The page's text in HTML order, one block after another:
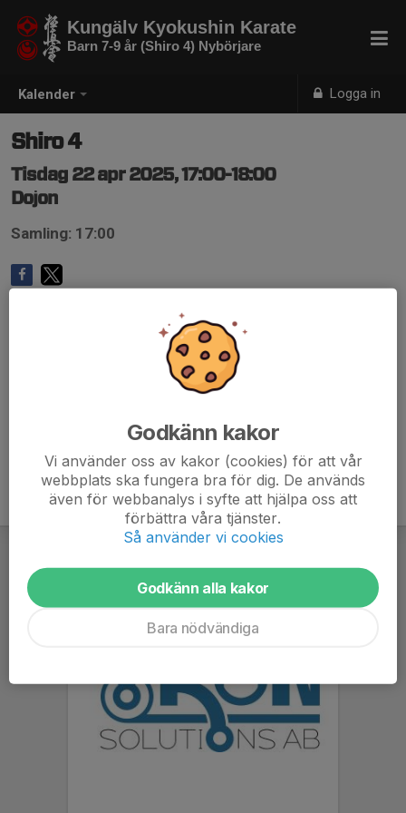
Kalender Logga in
Kungälv Kyokushin Karate
Barn 7-9 år (Shiro 4) Nybörjare
Shiro 4
Tisdag 22 apr 2025, 17:00-18:00
Dojon
Samling: 17:00
Godkänn kakor
Vi använder oss av kakor (cookies) för att vår
webbplats ska fungera bra för dig. De används
även för webbanalys i syfte att hjälpa oss att
förbättra våra tjänster.
Så använder vi cookies
Godkänn alla kakor
Bara nödvändiga